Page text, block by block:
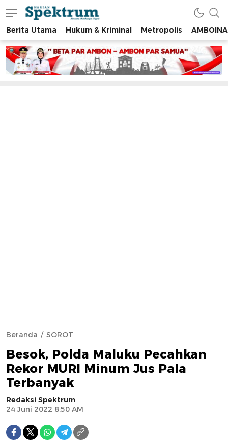
spektrumonline.com
Berita Utama Hukum & Kriminal Metropolis AMBOINA
Beranda SOROT
Besok, Polda Maluku Pecahkan
Rekor MURI Minum Jus Pala
Terbanyak
Redaksi Spektrum
24 Juni 2022 8:50 AM